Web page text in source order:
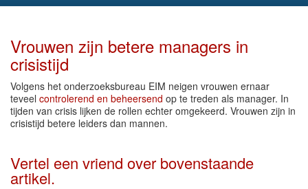
Vrouwen zijn betere managers in
crisistijd
Volgens het onderzoeksbureau EIM neigen vrouwen ernaar
teveel controlerend en beheersend op te treden als manager. In
tijden van crisis lijken de rollen echter omgekeerd. Vrouwen zijn in
crisistijd betere leiders dan mannen.
Vertel een vriend over bovenstaande
artikel.